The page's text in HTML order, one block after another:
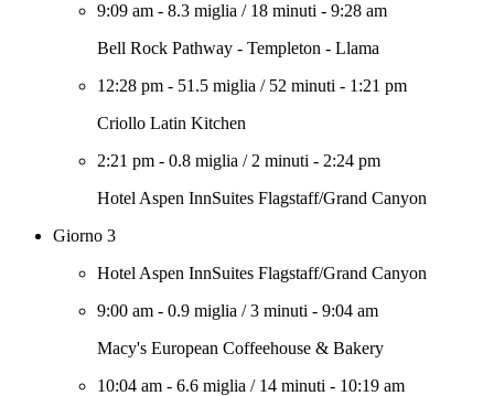
9:09 am - 8.3 miglia / 18 minuti - 9:28 am
Bell Rock Pathway - Templeton - Llama
12:28 pm - 51.5 miglia / 52 minuti - 1:21 pm
Criollo Latin Kitchen
2:21 pm - 0.8 miglia / 2 minuti - 2:24 pm
Hotel Aspen InnSuites Flagstaff/Grand Canyon
Giorno 3
Hotel Aspen InnSuites Flagstaff/Grand Canyon
9:00 am - 0.9 miglia /3 minuti - 9:04 am
Macy's European Coffeehouse & Bakery
10:04 am - 6.6 miglia / 14 minuti - 10:19 am